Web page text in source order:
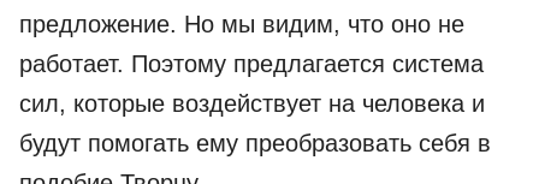
предложение. Но мы видим, что оно не
работает. Поэтому предлагается система
сил, которые воздействует на человека и
будут помогать ему преобразовать себя в